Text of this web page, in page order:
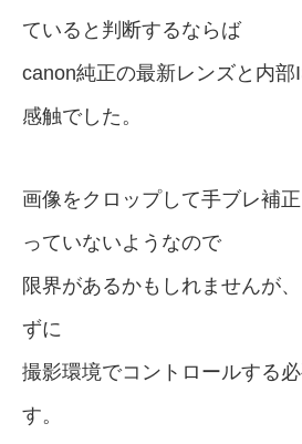
ていると判断するならば
canon純正の最新レンズと内部
感触でした。
画像をクロップして手ブレ補
っていないようなので
限界があるかもしれませんが
ずに
撮影環境でコントロールする
す。